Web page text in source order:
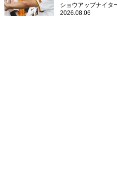
「一歩でも遅れ
ショウアップナイタ
2026.08.06